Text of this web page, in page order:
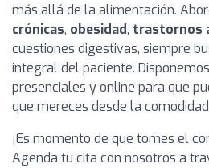
más allá de la alimentación.
crónicas, obesidad, trastornos
cuestiones digestivas, siempre
integral del paciente.
presenciales y online para que
que mereces desde la
¡Es momento de que tomes el
Agenda tu cita con nosotros a